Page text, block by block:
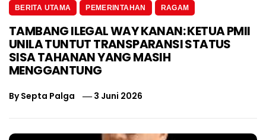
BERITA UTAMA PEMERINTAHAN RAGAM
TAMBANG ILEGAL WAY KANAN: KETUA PMII
UNILA TUNTUT TRANSPARANSI STATUS
SISA TAHANAN YANG MASIH
MENGGANTUNG
BySepta Palga 3 Juni 2026